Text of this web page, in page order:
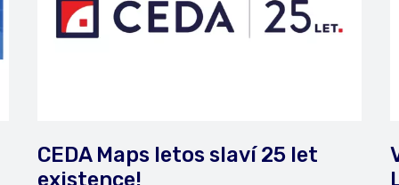
CEDA Maps letos slaví 25 let
existence!